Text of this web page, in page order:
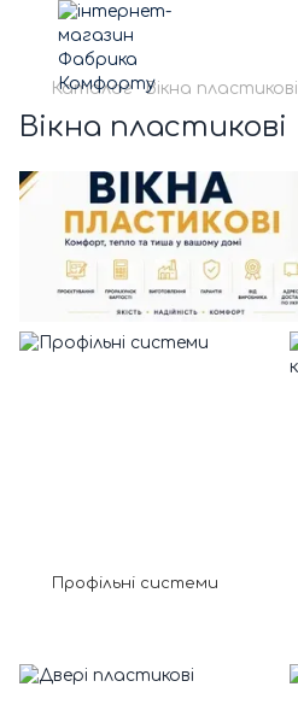
Каталог Вікна пластикові
Вікна пластикові
Профільні системи